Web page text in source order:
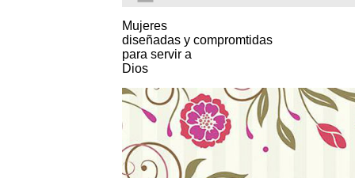
Mujeres
diseñadas y compromtidas
para servir a
Dios